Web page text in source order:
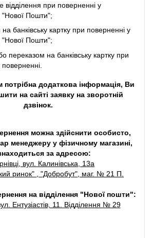
відділення при поверненні у
"Нової Пошти";
банківську картку при поверненні у
"Нової Пошти";
переказом на банківську картку при
потрібна додаткова інформація, Ви
на сайті заявку на зворотній
дзвінок.
можна здійснити особисто,
менеджеру у фізичному магазині,
за адресою:
вул. Калинівська, 13а
ринок" , "Добробут", маг. № 21 П.
на відділення "Нової пошти":
Ентузіастів, 11. Відділення № 29